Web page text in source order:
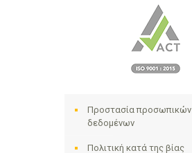
Προστασία προσωπικών
δεδομένων
Πολιτική κατά της βίας